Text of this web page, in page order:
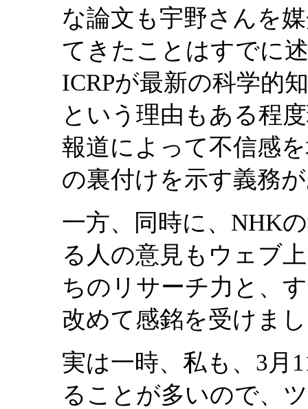
な論文も宇野さんを
てきたことはすでに
ICRPが最新の科学的
という理由もある程
報道によって不信感
の裏付けを示す義務
一方、同時に、NHK
る人の意見もウェブ
ちのリサーチ力と、
改めて感銘を受けま
実は一時、私も、3月
ることが多いので、